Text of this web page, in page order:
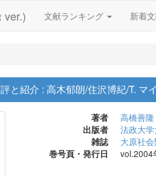
ver.) 文献ランキング 新着
と紹介 : 高木郁朗/住沢博紀/T. マ
著者
高橋善隆
出版者
法政大
雑誌
大原社
巻号頁・発行日
vol.2004